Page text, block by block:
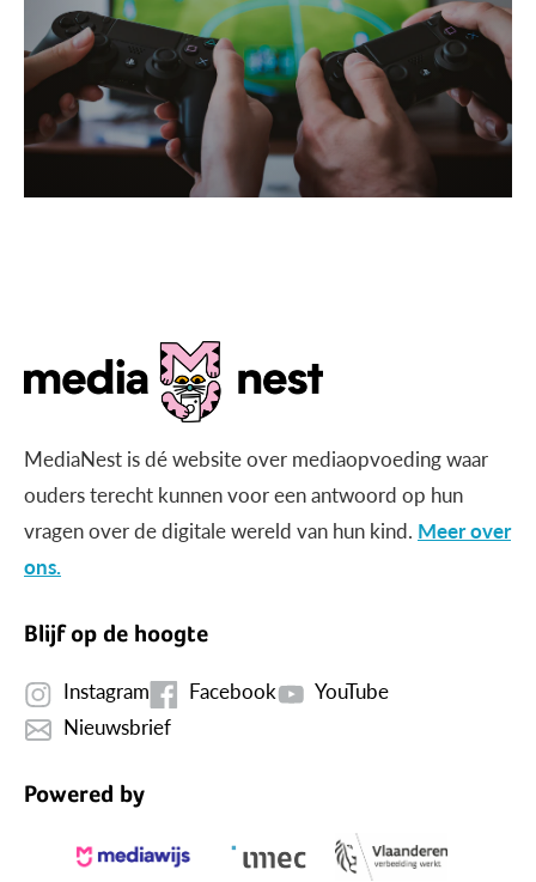
MediaNest is dé website over mediaopvoeding waar
ouders terecht kunnen voor een antwoord op hun
vragen over de digitale wereld van hun kind. Meer over
ons.
Blijf op de hoogte
Instagram Facebook
YouTube
Nieuwsbrief
Powered by